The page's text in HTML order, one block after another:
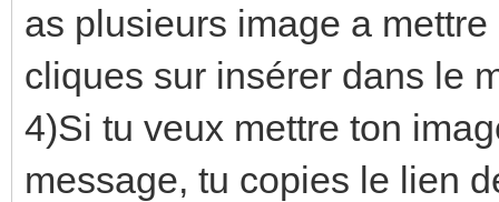
as plusieurs image a
cliques sur insérer dans le
4)Si tu veux mettre ton
message, tu copies le lien